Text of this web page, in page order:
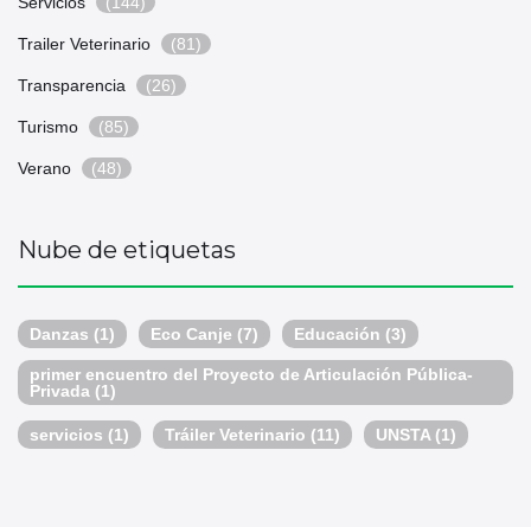
Trailer Veterinario (81)
Transparencia (26)
Turismo (85)
Verano (48)
Nube de etiquetas
Danzas (1) Eco Canje (7) Educación (3)
primer encuentro del Proyecto de Articulación Pública-
Privada (1)
servicios (1) Tráiler Veterinario (11) UNSTA(1)